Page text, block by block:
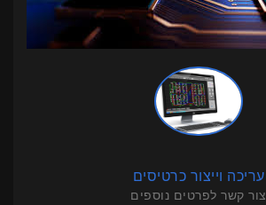
עריכה וייצור כרטיסים
צור קשר לפרטים נוספים